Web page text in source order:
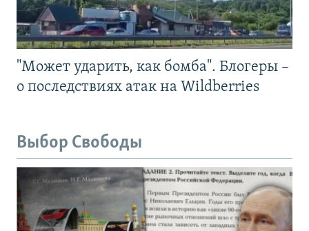
"Может ударить, как бомба". Блогеры –
о последствиях атак на Wildberries
Выбор Свободы